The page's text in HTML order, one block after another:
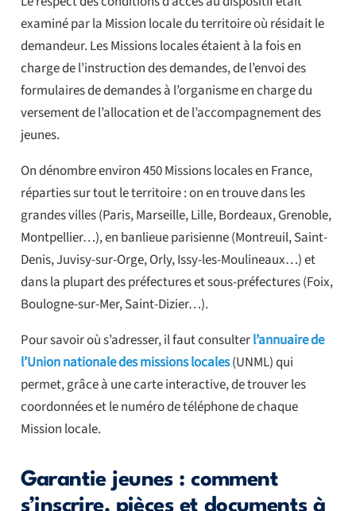
examiné par la Mission locale du territoire où résidait le
demandeur. Les Missions locales étaient à la fois en
charge de l’instruction des demandes, de l’envoi des
formulaires de demandes à l’organisme en charge du
versement de l’allocation et de l’accompagnement des
jeunes.
On dénombre environ 450 Missions locales en France,
réparties sur tout le territoire : on en trouve dans les
grandes villes (Paris, Marseille, Lille, Bordeaux, Grenoble,
Montpellier…), en banlieue parisienne (Montreuil, Saint-
Denis, Juvisy-sur-Orge, Orly, Issy-les-Moulineaux…) et
dans la plupart des préfectures et sous-préfectures (Foix,
Boulogne-sur-Mer, Saint-Dizier…).
Pour savoir où s’adresser, il faut consulterl’annuaire de
l’Union nationale des missions locales(UNML) qui
permet, grâce à une carte interactive, de trouver les
coordonnées et le numéro de téléphone de chaque
Mission locale.
Garantie jeunes : comment
s’inscrire, pièces et documents à